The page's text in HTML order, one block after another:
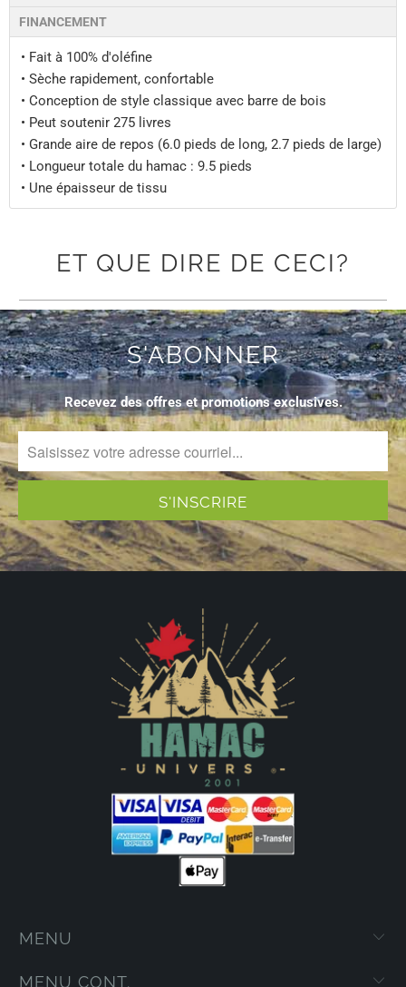
FINANCEMENT
• Fait à 100% d'oléfine
• Sèche rapidement, confortable
• Conception de style classique avec barre de bois
• Peut soutenir 275 livres
• Grande aire de repos (6.0 pieds de long, 2.7 pieds de large)
• Longueur totale du hamac : 9.5 pieds
• Une épaisseur de tissu
ET QUE DIRE DE CECI?
S'ABONNER
Recevez des offres et promotions exclusives.
MENU
MENU CONT.